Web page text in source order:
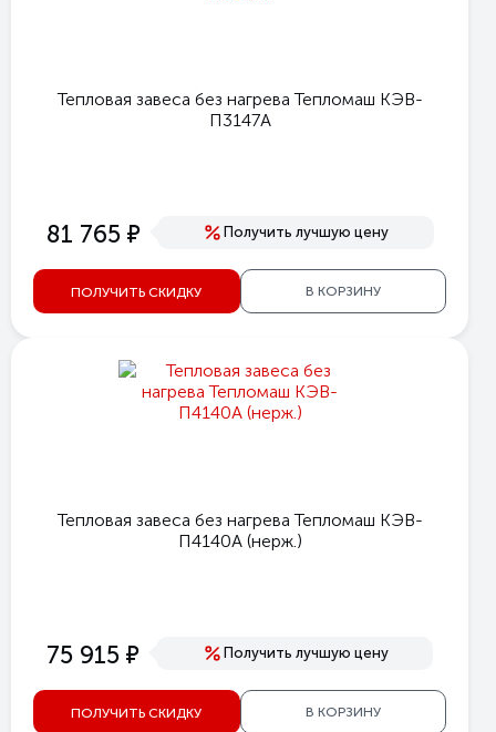
Тепловая завеса без нагрева Тепломаш КЭВ-
П3147A
81 765 е Получить лучшую цену
ПОЛУЧИТЬ СКИДКУ В КОРЗИНУ
Тепловая завеса без нагрева Тепломаш КЭВ-
П4140A (нерж.)
75 915 е Получить лучшую цену
ПОЛУЧИТЬ СКИДКУ В КОРЗИНУ